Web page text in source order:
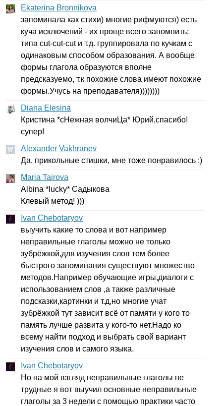
Ekaterina Bronnikova
запоминала как стихи) многие рифмуются) есть
куча исключений - их проще всего запомнить:
типа cut-cut-cutи т.д. группировала по кучкам с
одинаковым способом образования. А вообще
формы глагола образуются вполне
предсказуемо, т.к похожие слова имеют похожие
формы.Учусь на преподавателя))))))))
Diana Elesina
Кристина *сНежная волчиЦа* Юрий,спасибо!
супер!
Alexander Vakhranev
Да, прикольные стишки, мне тоже понравилось :)
Maria Tairova
Albina * lucky* Садыкова
Клевый метод! )))
Ivan Chebotaryov
выучить какие то слова и вот например
неправильные глаголы можно не только
зубрёжкой,для изучения слов тем более
быстрого запоминания существуют множество
методов.Например обучающие игры,диалоги с
использованием слов ,а также различные
подсказки,картинки и т.д,но многие учат
зубрёжкой тут зависит всё от памяти у кого то
память лучше развита у кого-то нет.Надо ко
всему найти подход и выбрать свой вариант
изучения слов и самого языка.
Ivan Chebotaryov
Но на мой взгляд неправильные глаголы не
трудные я вот выучил основные неправильные
глаголы за 3 недели с помощью практики часто